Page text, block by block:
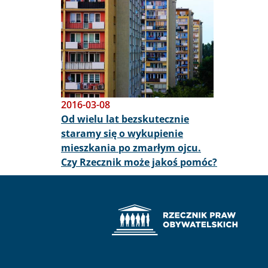
Obraz
2016-03-08
Od wielu lat bezskutecznie
staramy się o wykupienie
mieszkania po zmarłym ojcu.
Czy Rzecznik może jakoś pomóc?